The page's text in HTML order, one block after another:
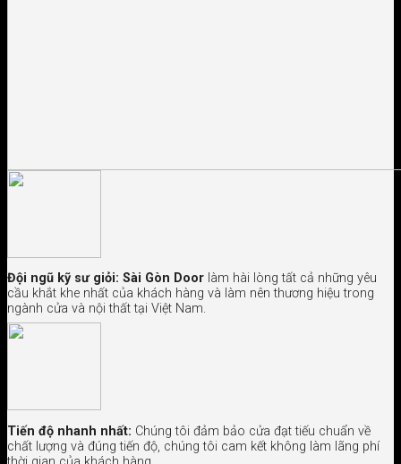
Đội ngũ kỹ sư giỏi: Sài Gòn Door làm hài lòng tất cả những yêu
cầu khắt khe nhất của khách hàng và làm nên thương hiệu trong
ngành cửa và nội thất tại Việt Nam.
Tiến độ nhanh nhất: Chúng tôi đảm bảo cửa đạt tiếu chuẩn về
chất lượng và đúng tiến độ, chúng tôi cam kết không làm lãng phí